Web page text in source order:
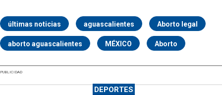
últimas noticias aguascalientes Aborto legal
aborto aguascalientes MÉXICO Aborto
PUBLICIDAD
DEPORTES